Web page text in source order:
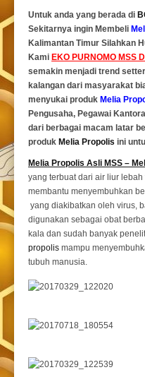
Untuk anda yang berada di
Sekitarnya ingin Membeli
Kalimantan Timur Silahkan
Kami EKO PURNOMO MSS
semakin menjadi trend
kalangan dari masyarakat
menyukai produk Melia
Pengusaha, Pegawai
dari berbagai macam latar
produk Melia Propolis ini
Melia Propolis Asli MSS –
yang terbuat dari air liur
membantu menyembuhkan
yang diakibatkan oleh virus,
digunakan sebagai obat
kala dan sudah banyak
propolis mampu
tubuh manusia.